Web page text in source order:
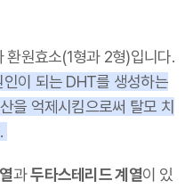
원효소(1형과 2형)입니다.
이 되는 DHT를 생성하는
을 억제시킴으로써 탈모 치
과두타스테리드 계열이 있